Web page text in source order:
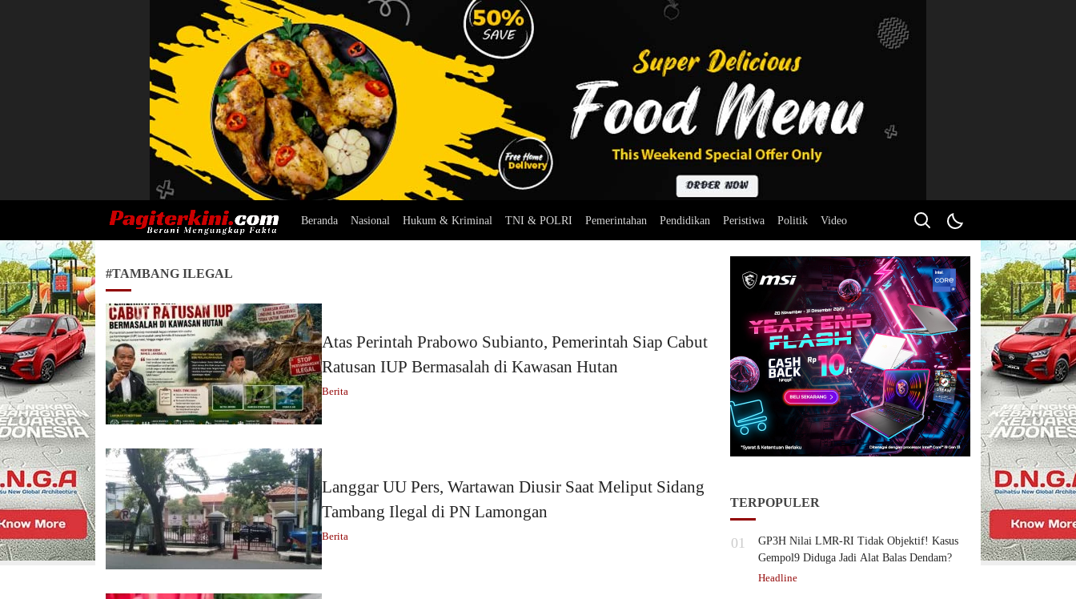
Beranda Nasional Hukum & Kriminal TNI & POLRI Pemerintahan Pendidikan Peristiwa Politik Video
#TAMBANG ILEGAL
Atas Perintah Prabowo Subianto, Pemerintah Siap Cabut
Ratusan IUP Bermasalah di Kawasan Hutan
Berita
Langgar UU Pers, Wartawan Diusir Saat Meliput Sidang
Tambang Ilegal di PN Lamongan
Berita
TERPOPULER
01
GP3H Nilai LMR-RI Tidak Objektif! Kasus
Gempol9 Diduga Jadi Alat Balas Dendam?
Headline